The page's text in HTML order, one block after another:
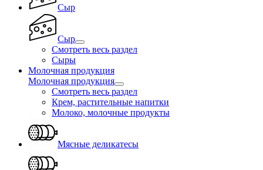
Сыр
Сыр
Смотреть весь раздел
Сыры
Молочная продукция
Молочная продукция
Смотреть весь раздел
Крем, растительные напитки
Молоко, молочные продукты
Мясные деликатесы